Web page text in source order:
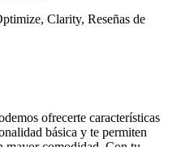
Clarity, Reseñas de
ofrecerte características
básica y te permiten